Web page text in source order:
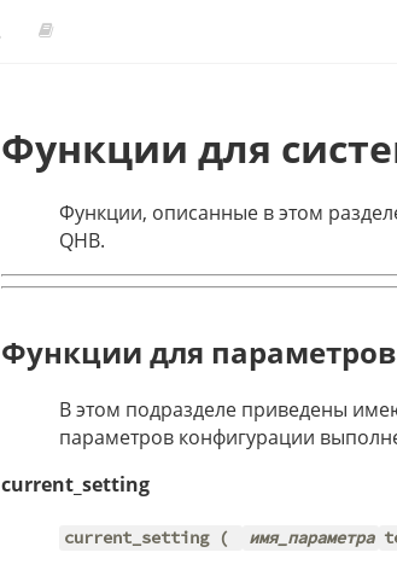
Функции для
Функции, описанные в этом
QHB.
Функции для
В этом подразделе приведены
параметров конфигурации
current_setting
current_setting ( имя_параметра